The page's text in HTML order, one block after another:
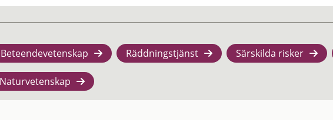
Beteendevetenskap Räddningstjänst Särskilda risker
Naturvetenskap